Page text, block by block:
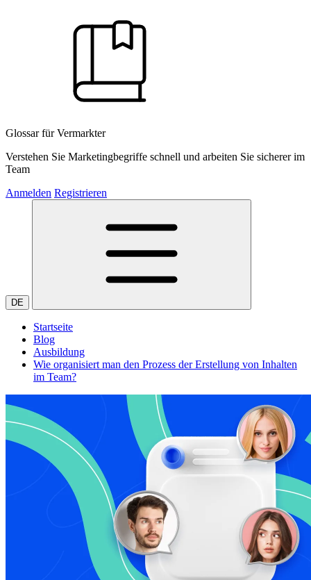
Glossar für Vermarkter
Verstehen Sie Marketingbegriffe schnell und arbeiten Sie sicherer im
Team
Anmelden Registrieren
DE
Startseite
Blog
Ausbildung
Wie organisiert man den Prozess der Erstellung von Inhalten
im Team?